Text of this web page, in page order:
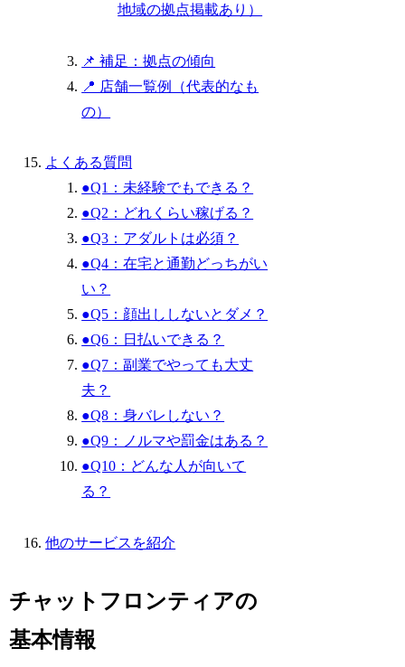
地域の拠点掲載あり）
📌 補足：拠点の傾向
📍 店舗一覧例（代表的なも
の）
よくある質問
●Q1：未経験でもできる？
●Q2：どれくらい稼げる？
●Q3：アダルトは必須？
●Q4：在宅と通勤どっちがい
い？
●Q5：顔出ししないとダメ？
●Q6：日払いできる？
●Q7：副業でやっても大丈
夫？
●Q8：身バレしない？
●Q9：ノルマや罰金はある？
●Q10：どんな人が向いて
る？
他のサービスを紹介
チャットフロンティアの
基本情報